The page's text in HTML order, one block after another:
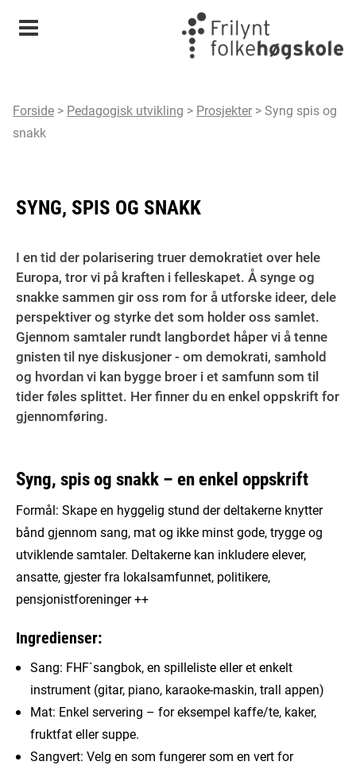
Meny
Forside > Pedagogisk utvikling > Prosjekter >Syng spis og
snakk
SYNG, SPIS OG SNAKK
I en tid der polarisering truer demokratiet over hele
Europa, tror vi på kraften i felleskapet. Å synge og
snakke sammen gir oss rom for å utforske ideer, dele
perspektiver og styrke det som holder oss samlet.
Gjennom samtaler rundt langbordet håper vi å tenne
gnisten til nye diskusjoner - om demokrati, samhold
og hvordan vi kan bygge broer i et samfunn som til
tider føles splittet. Her finner du en enkel oppskrift for
gjennomføring.
Syng, spis og snakk – en enkel oppskrift
Formål: Skape en hyggelig stund der deltakerne knytter
bånd gjennom sang, mat og ikke minst gode, trygge og
utviklende samtaler. Deltakerne kan inkludere elever,
ansatte, gjester fra lokalsamfunnet, politikere,
pensjonistforeninger ++
Ingredienser:
Sang: FHF`sangbok, en spilleliste eller et enkelt
instrument (gitar, piano, karaoke-maskin, trall appen)
Mat: Enkel servering – for eksempel kaffe/te, kaker,
fruktfat eller suppe.
Sangvert: Velg en som fungerer som en vert for